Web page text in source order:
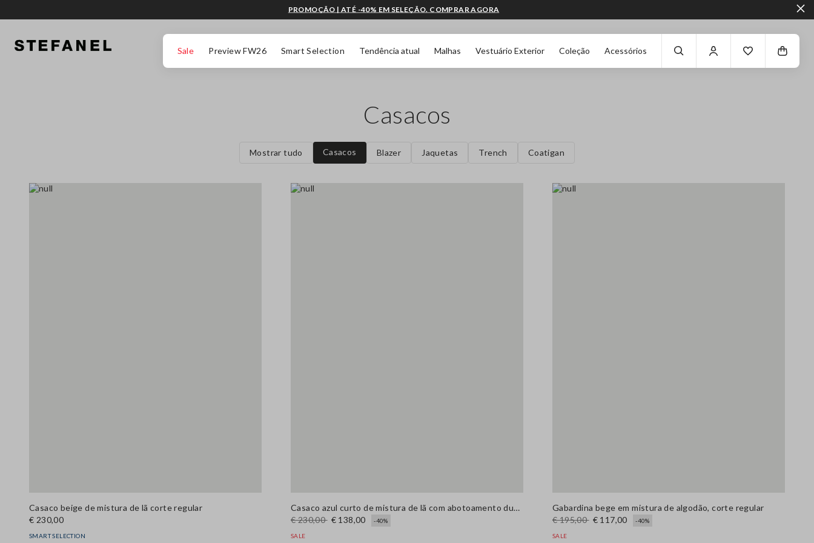
Sale Preview FW26 Smart Selection Tendência atual Malhas Vestuário Exterior Coleção Acessórios
PROMOÇÃO | ATÉ -40% EM SELEÇÃO. COMPRAR AGORA
Casacos
Mostrar tudo Casacos Blazer Jaquetas Trench Coatigan
Casaco beige de mistura de lã corte regular
€ 230,00
SMART SELECTION
Casaco azul curto de mistura de lã com abotoamento duplo
€ 230,00 € 138,00 -40%
SALE
Gabardina bege em mistura de algodão, corte regular
€ 195,00 € 117,00 -40%
SALE